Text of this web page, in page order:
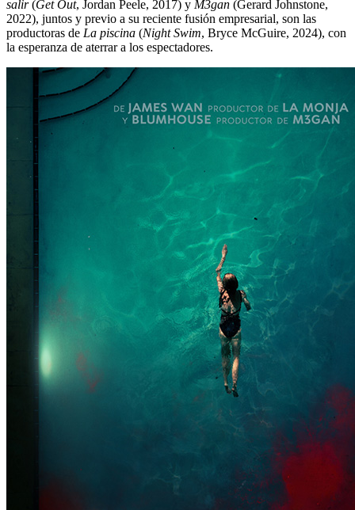
salir(Get Out, Jordan Peele, 2017) y M3gan (Gerard Johnstone,
2022), juntos y previo a su reciente fusión empresarial, son las
productoras de La piscina (Night Swim, Bryce McGuire, 2024), con
la esperanza de aterrar a los espectadores.